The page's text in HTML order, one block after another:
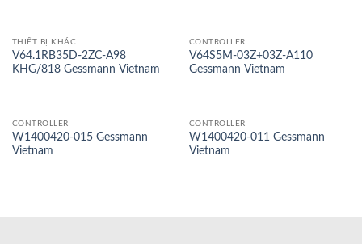
THIẾT BỊ KHÁC
V64.1RB35D-2ZC-A98
KHG/818 Gessmann Vietnam
CONTROLLER
V64S5M-03Z+03Z-A110
Gessmann Vietnam
CONTROLLER
W1400420-015 Gessmann
Vietnam
CONTROLLER
W1400420-011 Gessmann
Vietnam